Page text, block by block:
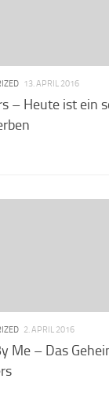
13. APRIL 2016
– Heute ist ein
2. APRIL 2016
Me – Das